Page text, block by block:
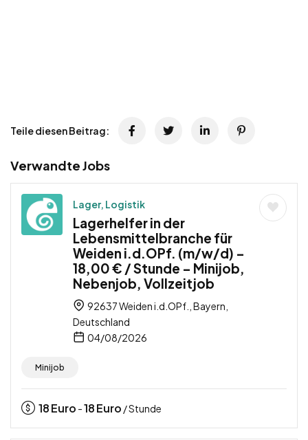
Teile diesen Beitrag:
Verwandte Jobs
Lager, Logistik
Lagerhelfer in der
Lebensmittelbranche für
Weiden i.d.OPf. (m/w/d) –
18,00 € / Stunde – Minijob,
Nebenjob, Vollzeitjob
92637 Weiden i.d.OPf., Bayern,
Deutschland
04/08/2026
Minijob
18Euro -18Euro / Stunde